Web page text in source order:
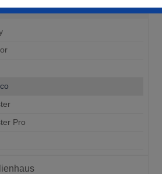
& Schädlingsbekämpfung
Pro